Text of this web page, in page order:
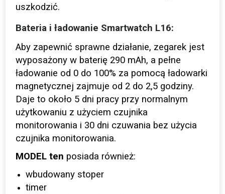
uszkodzić.
Bateria i ładowanie Smartwatch L16:
Aby zapewnić sprawne działanie, zegarek jest
wyposażony w baterię 290 mAh, a pełne
ładowanie od 0 do 100% za pomocą ładowarki
magnetycznej zajmuje od 2 do 2,5 godziny.
Daje to około 5 dni pracy przy normalnym
użytkowaniu z użyciem czujnika
monitorowania i 30 dni czuwania bez użycia
czujnika monitorowania.
MODEL ten posiada również:
wbudowany stoper
timer